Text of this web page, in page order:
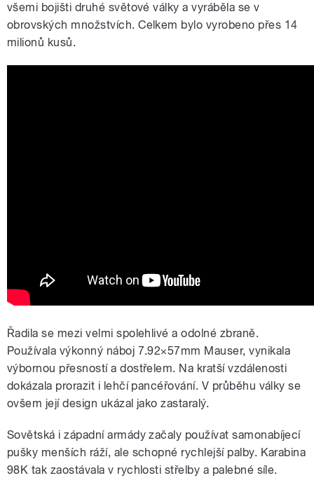
všemi bojišti druhé světové války a vyráběla se v
obrovských množstvích. Celkem bylo vyrobeno přes 14
milionů kusů.
Řadila se mezi velmi spolehlivé a odolné zbraně.
Používala výkonný náboj 7.92×57mm Mauser, vynikala
výbornou přesností a dostřelem. Na kratší vzdálenosti
dokázala prorazit i lehčí pancéřování. V průběhu války se
ovšem její design ukázal jako zastaralý.
Sovětská i západní armády začaly používat samonabíjecí
pušky menších ráží, ale schopné rychlejší palby. Karabina
98K tak zaostávala v rychlosti střelby a palebné síle.